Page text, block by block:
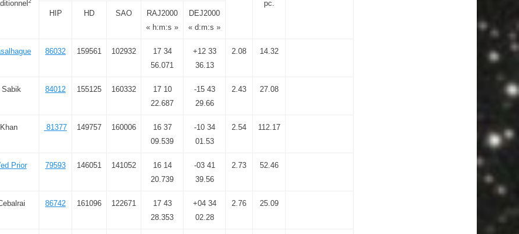
pc.
HIP HD SAO
RAJ2000
« h:m:s »
DEJ2000
« d:m:s »
86032 159561 102932
17 34
56.071
+12 33
36.13
2.08 14.32
Sabik 84012 155125 160332
17 10
22.687
-15 43
29.66
2.43 27.08
Khan 81377 149757 160006
16 37
09.539
-10 34
01.53
2.54 112.17
Prior 79593 146051 141052
16 14
20.739
-03 41
39.56
2.73 52.46
86742 161096 122671
17 43
28.353
+04 34
02.28
2.76 25.09